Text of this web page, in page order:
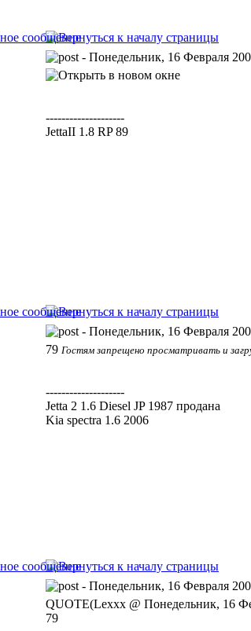
- Понедельник, 16 Февраля
--------------------
JettaII 1.8 RP 89
- Понедельник, 16 Февраля
79 Гостям запрещено просматривать и
--------------------
Jetta 2 1.6 Diesel JP 1987 продана
Kia spectra 1.6 2006
- Понедельник, 16 Февраля
QUOTE(Lexxx @ Понедельник, 16
79